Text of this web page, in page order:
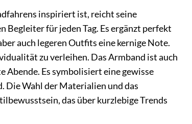
inspiriert ist, reicht seine
für jeden Tag. Es ergänzt perfekt
auch legeren Outfits eine kernige Note.
zu verleihen. Das Armband ist auch
Abende. Es symbolisiert eine gewisse
Die Wahl der Materialien und das
das über kurzlebige Trends